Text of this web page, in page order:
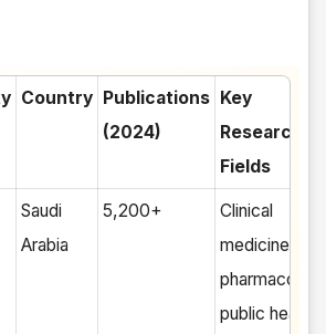
Country Publications
(2024)
Key
Research
Fields
Saudi
Arabia
5,200+
Clinical
medicine,
public health